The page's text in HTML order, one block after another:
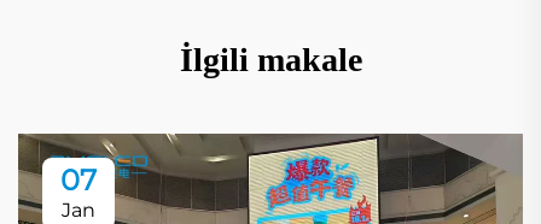
İlgili makale
07
Jan